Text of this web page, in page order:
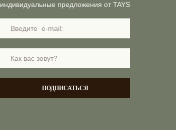
индивидуальные предложения от TAYS
ПОДПИСАТЬСЯ